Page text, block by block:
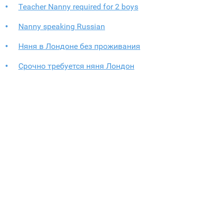
Teacher Nanny required for 2 boys
Nanny speaking Russian
Няня в Лондоне без проживания
Срочно требуется няня Лондон